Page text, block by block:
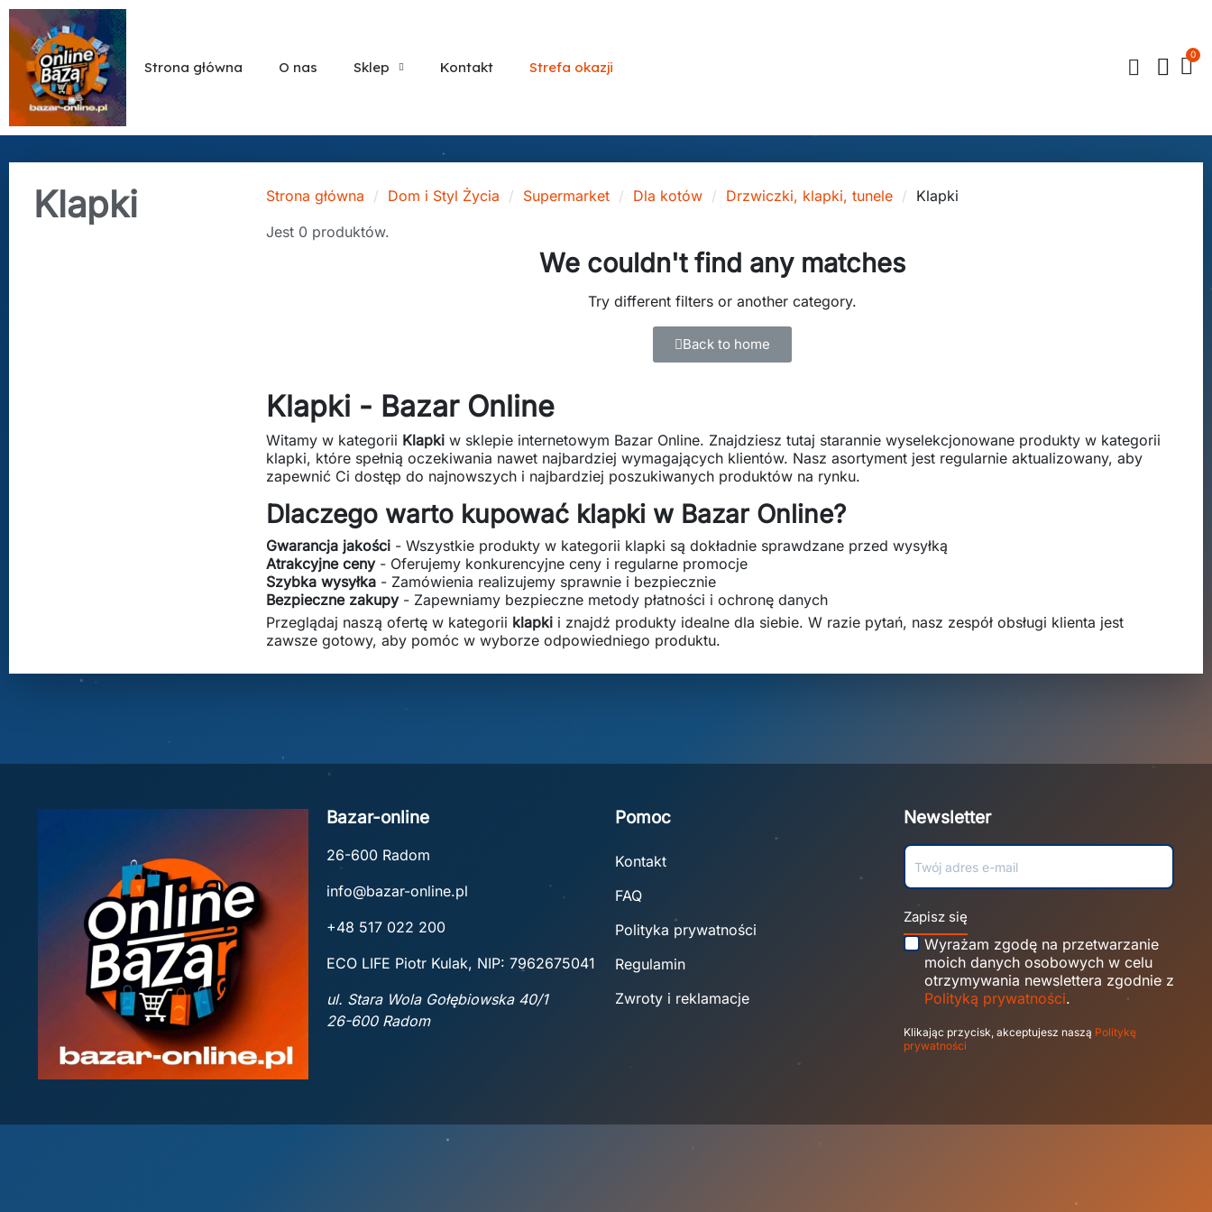
Strona główna O nas Sklep Kontakt Strefa okazji
Klapki Strona główna Dom i Styl Życia Supermarket Dla kotów Drzwiczki, klapki, tunele
Klapki
Jest 0 produktów.
We couldn't find any matches
Try different filters or another category.
Back to home
Klapki - Bazar Online
Witamy w kategorii Klapki w sklepie internetowym Bazar Online. Znajdziesz tutaj starannie wyselekcjonowane produkty w kategorii
klapki, które spełnią oczekiwania nawet najbardziej wymagających klientów. Nasz asortyment jest regularnie aktualizowany, aby
zapewnić Ci dostęp do najnowszych i najbardziej poszukiwanych produktów na rynku.
Dlaczego warto kupować klapki w Bazar Online?
Gwarancja jakości - Wszystkie produkty w kategorii klapki są dokładnie sprawdzane przed wysyłką
Atrakcyjne ceny- Oferujemy konkurencyjne ceny i regularne promocje
Szybka wysyłka - Zamówienia realizujemy sprawnie i bezpiecznie
Bezpieczne zakupy- Zapewniamy bezpieczne metody płatności i ochronę danych
Przeglądaj naszą ofertę w kategorii klapki i znajdź produkty idealne dla siebie. W razie pytań, nasz zespół obsługi klienta jest
zawsze gotowy, aby pomóc w wyborze odpowiedniego produktu.
Bazar-online
26-600 Radom
info@bazar-online.pl
+48 517 022 200
ECO LIFE Piotr Kulak, NIP: 7962675041
ul. Stara Wola Gołębiowska 40/1
26-600 Radom
Pomoc
Kontakt
FAQ
Polityka prywatności
Regulamin
Zwroty i reklamacje
Newsletter
Zapisz się
Wyrażam zgodę na przetwarzanie
moich danych osobowych w celu
otrzymywania newslettera zgodnie z
Polityką prywatności.
Klikając przycisk, akceptujesz naszą Politykę
prywatności